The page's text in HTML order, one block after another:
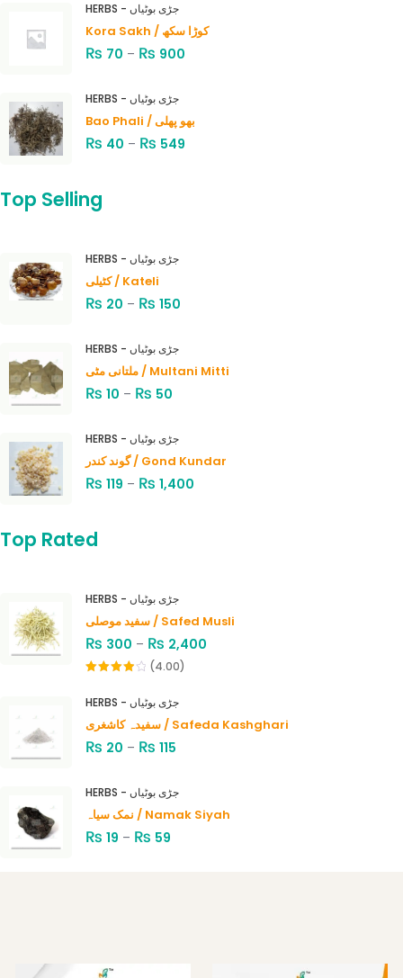
HERBS - جڑی بوٹیاں
Kora Sakh / کوڑا سکھ
₨ 70 – ₨ 900
HERBS - جڑی بوٹیاں
Bao Phali / بھو پھلی
₨ 40 – ₨ 549
Top Selling
HERBS - جڑی بوٹیاں
کٹیلی / Kateli
₨ 20 – ₨ 150
HERBS - جڑی بوٹیاں
ملتانی مٹی / Multani Mitti
₨ 10 – ₨ 50
HERBS - جڑی بوٹیاں
گوند کندر / Gond Kundar
₨ 119 – ₨ 1,400
Top Rated
HERBS - جڑی بوٹیاں
سفید موصلی / Safed Musli
₨ 300 – ₨ 2,400
of 5
(4.00)
HERBS - جڑی بوٹیاں
سفیدہ کاشغری / Safeda Kashghari
₨ 20 – ₨ 115
HERBS - جڑی بوٹیاں
نمک سیاہ / Namak Siyah
₨ 19 – ₨ 59